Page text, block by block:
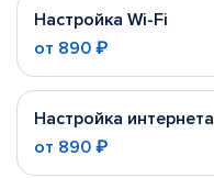
Настройка Wi-Fi
от 890 ₽
Настройка интернета
от 890 ₽